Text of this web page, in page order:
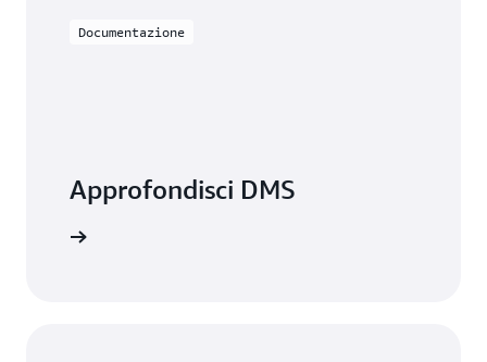
Documentazione
Approfondisci DMS